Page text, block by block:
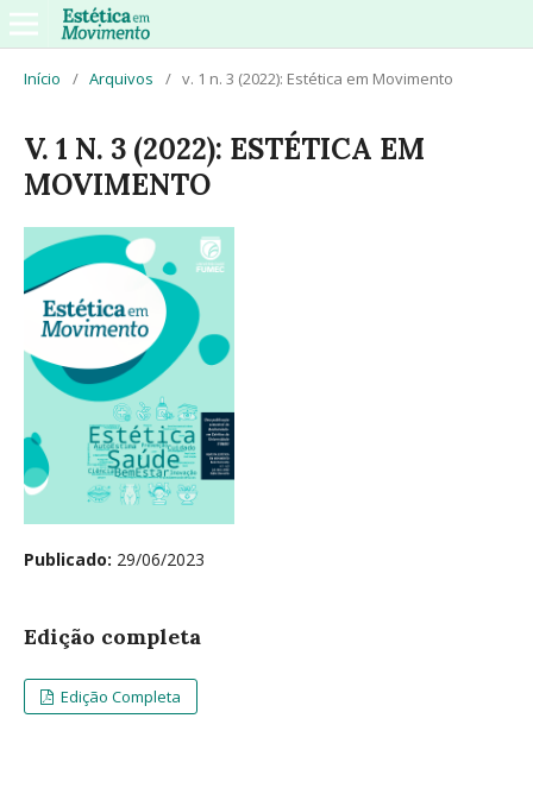
Início / Arquivos / v. 1 n. 3 (2022): Estética em Movimento
V. 1 N. 3 (2022): ESTÉTICA EM
MOVIMENTO
Publicado: 29/06/2023
Edição completa
Edição Completa